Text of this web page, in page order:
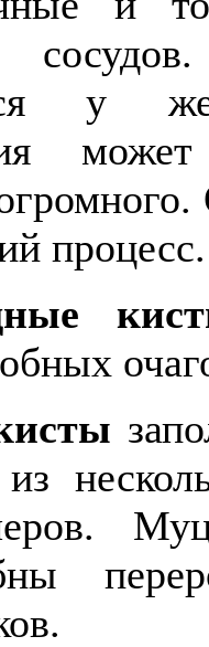
у
процесс.
из